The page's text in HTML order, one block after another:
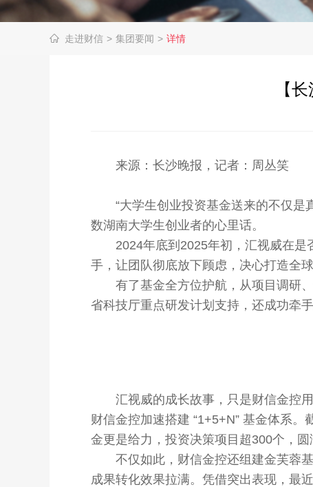
走进财信 > 集团要闻 > 详情
【
来源：长沙晚报，记者：周丛笑
“大学生创业投资基金送来的不仅是
数湖南大学生创业者的心里话。
2024年底到2025年初，汇视威在是
手，让团队彻底放下顾虑，决心打造全
有了基金全方位护航，从项目调研、
省科技厅重点研发计划支持，还成功牵
汇视威的成长故事，只是财信金控用
财信金控加速搭建 “1+5+N” 基金体系
金更是给力，投资决策项目超300个，圆
不仅如此，财信金控还组建金芙蓉基
成果转化效果拉满。凭借突出表现，最